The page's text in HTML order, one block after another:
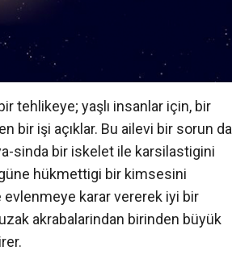
tehlikeye; yaşlı insanlar için, bir
bir işi açıklar. Bu ailevi bir sorun da
sinda bir iskelet ile karsilastigini
hükmettigi bir kimsesini
karar vererek iyi bir
akrabalarindan birinden büyük